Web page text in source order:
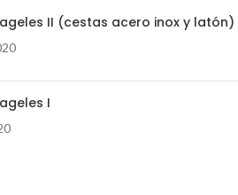
II (cestas acero inox y latón)
I